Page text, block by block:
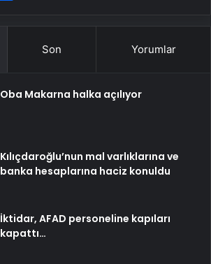
Son Yorumlar
Oba Makarna halka açılıyor
Kılıçdaroğlu’nun mal varlıklarına ve
banka hesaplarına haciz konuldu
İktidar, AFAD personeline kapıları
kapattı…